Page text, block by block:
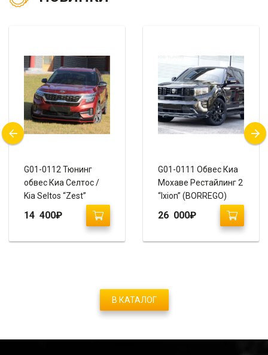
G01-0112 Тюнинг
обвес Киа Селтос /
Kia Seltos “Zest”
14 400₽
G01-0111 Обвес Киа
Мохаве Рестайлинг 2
“Ixion” (BORREGO)
26 000₽
В КАТАЛОГ